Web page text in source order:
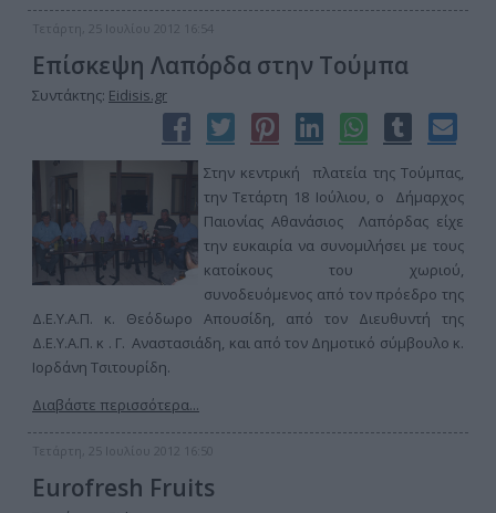
Τετάρτη, 25 Ιουλίου 2012 16:54
Επίσκεψη Λαπόρδα στην Τούμπα
Συντάκτης: Eidisis.gr
Στην κεντρική πλατεία της Τούμπας,
την Τετάρτη 18 Ιούλιου, ο Δήμαρχος
Παιονίας Αθανάσιος Λαπόρδας είχε
την ευκαιρία να συνομιλήσει με τους
κατοίκους του χωριού,
συνοδευόμενος από τον πρόεδρο της
Δ.Ε.Υ.Α.Π. κ. Θεόδωρο Απουσίδη, από τον Διευθυντή της
Δ.Ε.Υ.Α.Π. κ . Γ. Αναστασιάδη, και από τον Δημοτικό σύμβουλο κ.
Ιορδάνη Τσιτουρίδη.
Διαβάστε περισσότερα...
Τετάρτη, 25 Ιουλίου 2012 16:50
Eurofresh Fruits